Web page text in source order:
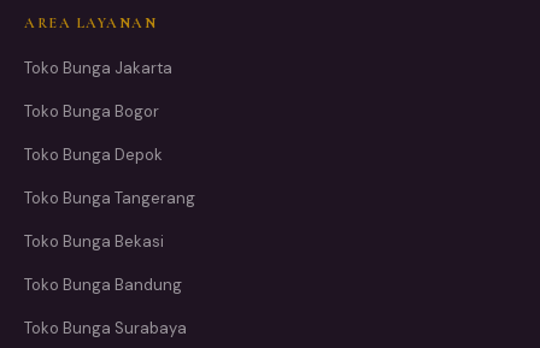
AREA LAYANAN
Toko Bunga Jakarta
Toko Bunga Bogor
Toko Bunga Depok
Toko Bunga Tangerang
Toko Bunga Bekasi
Toko Bunga Bandung
Toko Bunga Surabaya